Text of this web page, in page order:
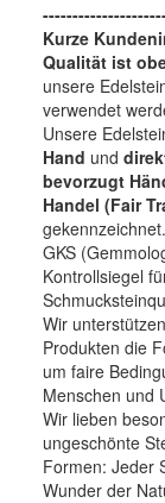
Kurze
Qualität ist
unsere
verwendet
Unsere
Hand und
bevorzugt
Handel (Fair
gekennzeichnet.
GKS
Kontrollsiegel
Wir
Produkten die
um faire
Menschen und
Wir lieben
ungeschönte
Formen: Jeder
Wunder der